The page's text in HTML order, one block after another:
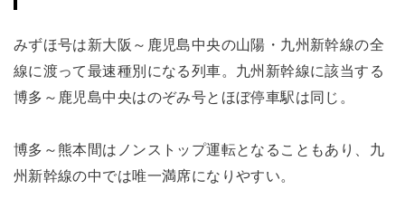
みずほ号は新大阪～鹿児島中央の山陽・九州新幹線の全
線に渡って最速種別になる列車。九州新幹線に該当する
博多～鹿児島中央はのぞみ号とほぼ停車駅は同じ。
博多～熊本間はノンストップ運転となることもあり、九
州新幹線の中では唯一満席になりやすい。